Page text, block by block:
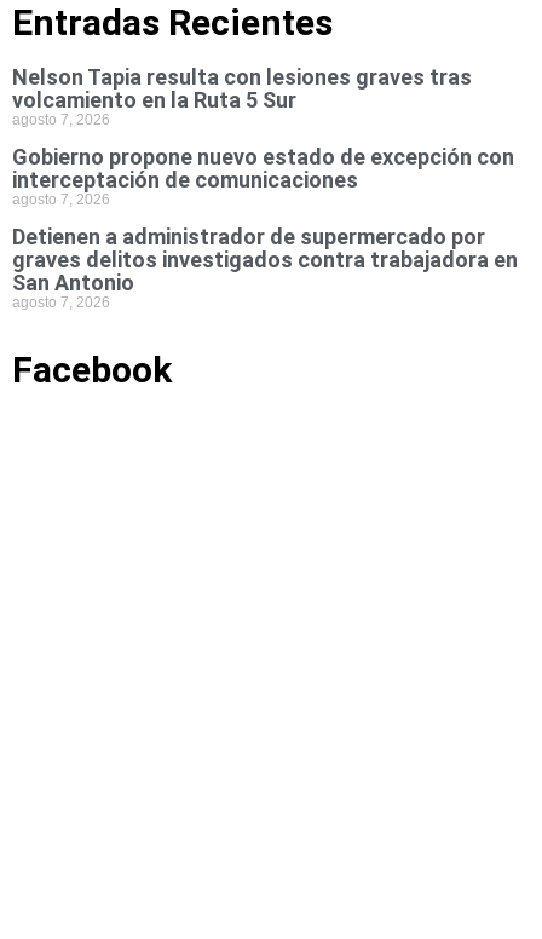
Entradas Recientes
Nelson Tapia resulta con lesiones graves tras
volcamiento en la Ruta 5 Sur
agosto 7, 2026
Gobierno propone nuevo estado de excepción con
interceptación de comunicaciones
agosto 7, 2026
Detienen a administrador de supermercado por
graves delitos investigados contra trabajadora en
San Antonio
agosto 7, 2026
Facebook